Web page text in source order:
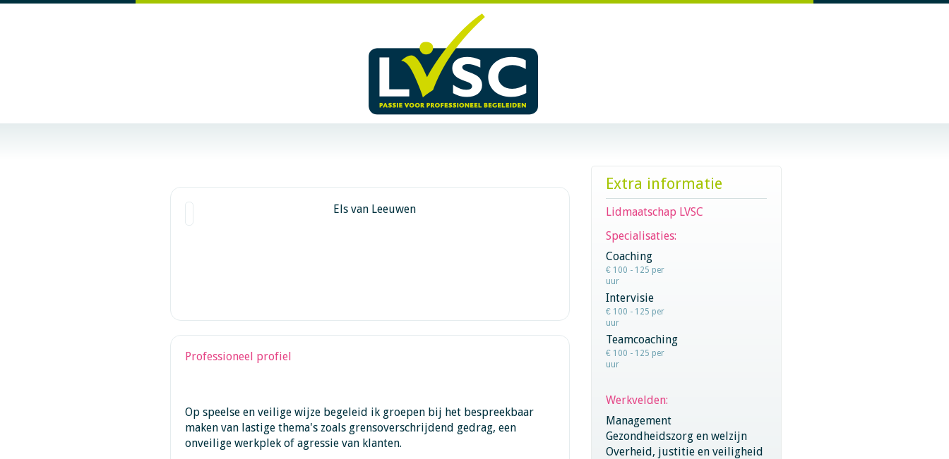
Els van Leeuwen
Professioneel profiel
Op speelse en veilige wijze begeleid ik groepen bij het bespreekbaar
maken van lastige thema's zoals grensoverschrijdend gedrag, een
onveilige werkplek of agressie van klanten.
Extra informatie
Lidmaatschap LVSC
Specialisaties:
Coaching
€ 100 - 125 per
uur
Intervisie
€ 100 - 125 per
uur
Teamcoaching
€ 100 - 125 per
uur
Werkvelden:
Management
Gezondheidszorg en welzijn
Overheid, justitie en veiligheid